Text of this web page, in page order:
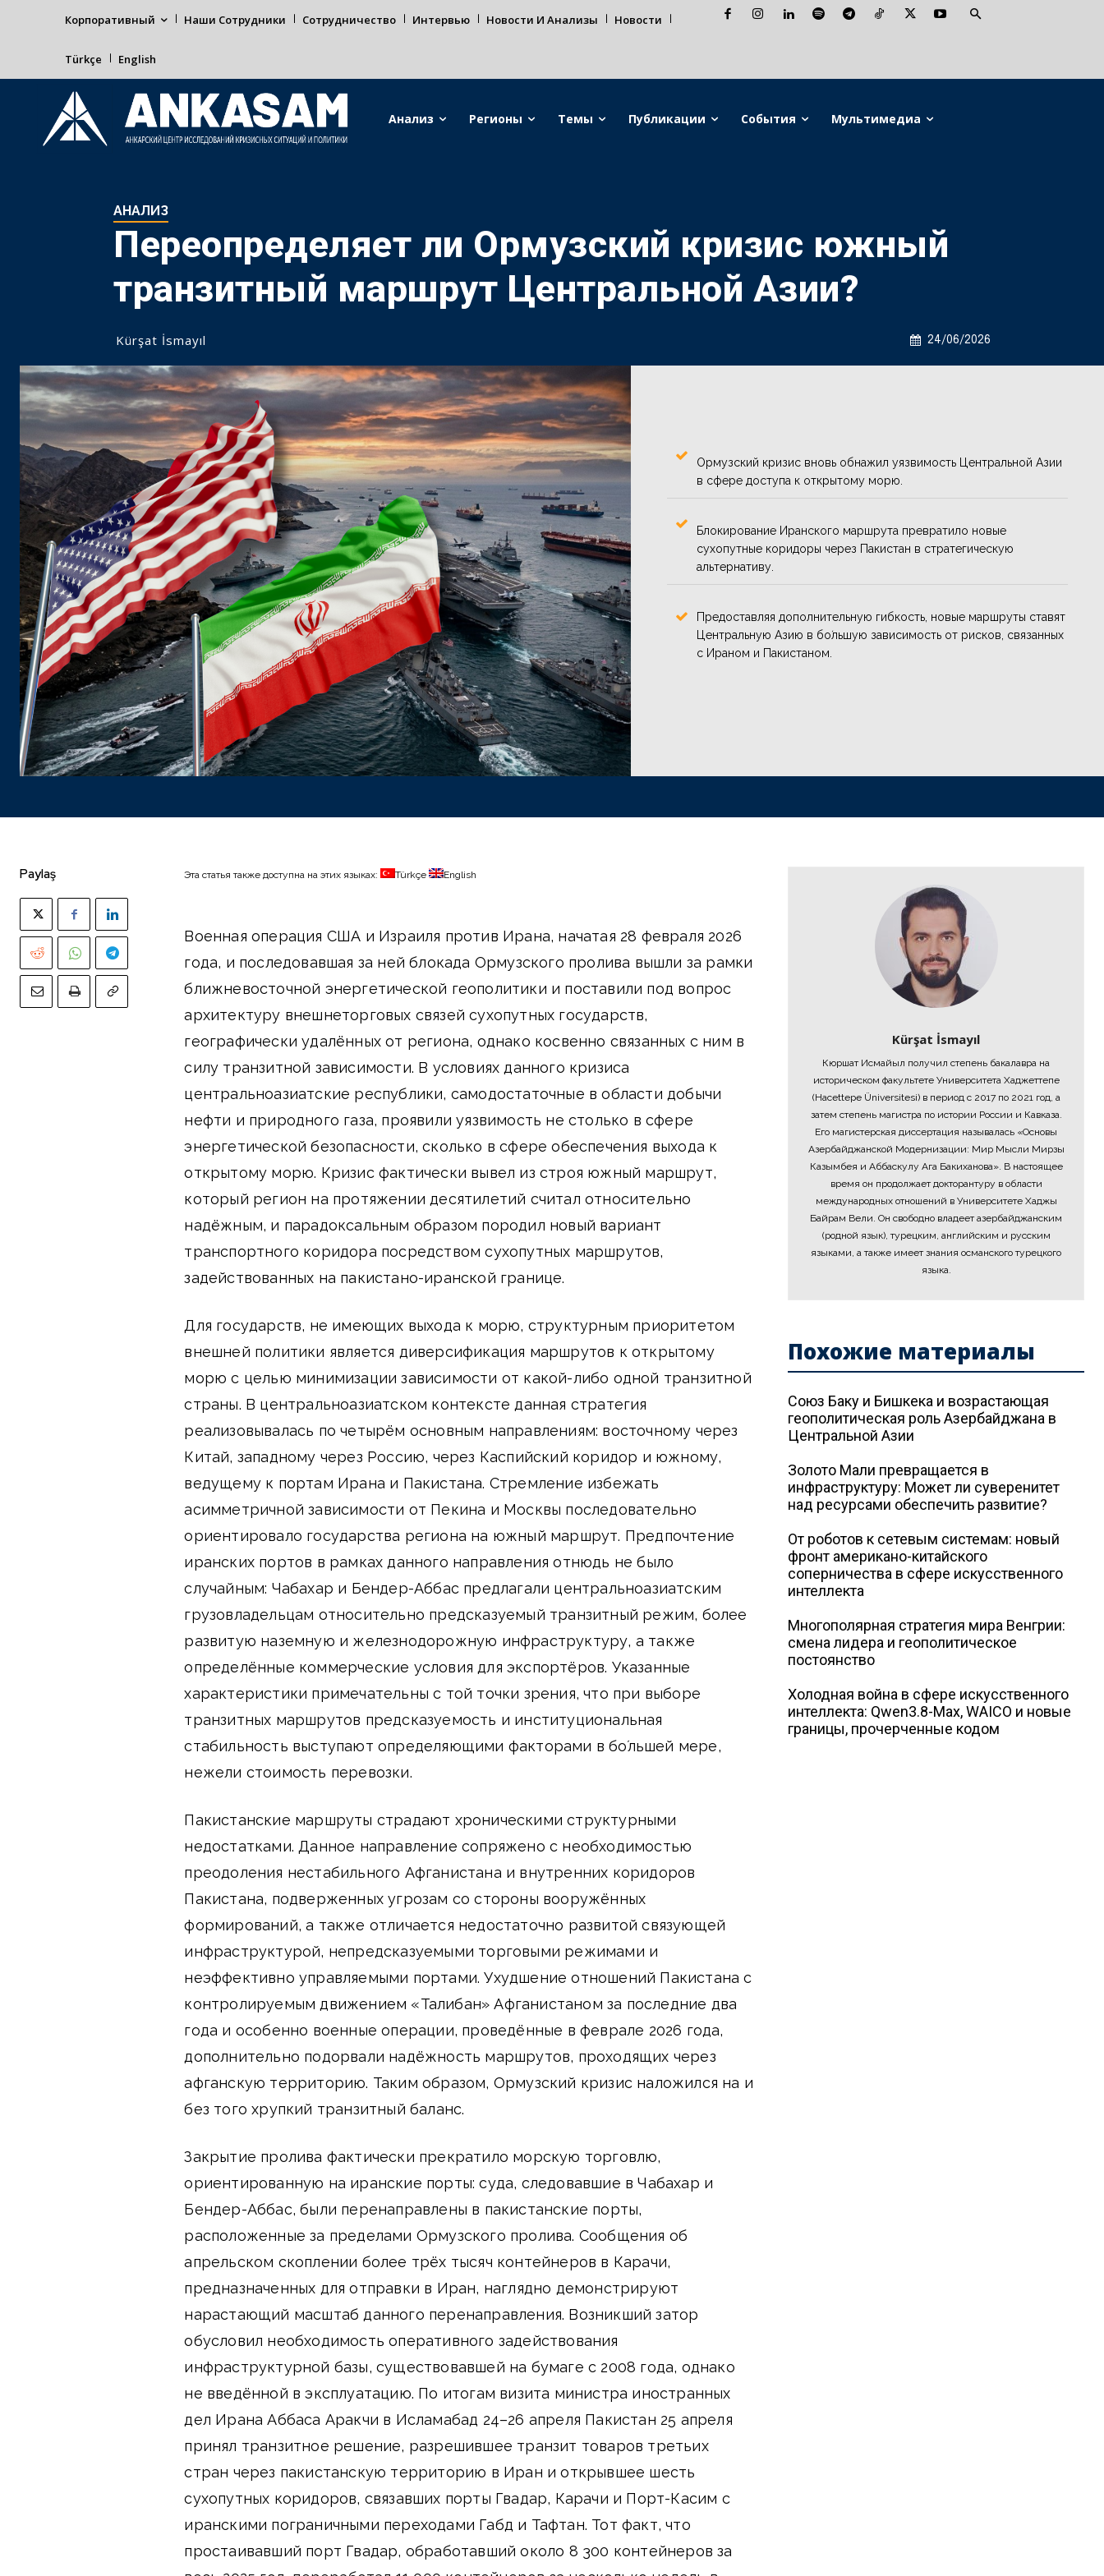
Корпоративный Наши Сотрудники Сотрудничество Интервью Новости И Анализы Новости
Türkçe English
Анализ Регионы Темы Публикации События Мультимедиа
АНАЛИЗ
Переопределяет ли Ормузский кризис южный
транзитный маршрут Центральной Азии?
24/06/2026
Kürşat İsmayıl
Ормузский кризис вновь обнажил уязвимость Центральной Азии
в сфере доступа к открытому морю.
Блокирование Иранского маршрута превратило новые
сухопутные коридоры через Пакистан в стратегическую
альтернативу.
Предоставляя дополнительную гибкость, новые маршруты ставят
Центральную Азию в бо́льшую зависимость от рисков, связанных
с Ираном и Пакистаном.
Paylaş Эта статья также доступна на этих языках: Türkçe English
Военная операция США и Израиля против Ирана, начатая 28 февраля 2026
года, и последовавшая за ней блокада Ормузского пролива вышли за рамки
ближневосточной энергетической геополитики и поставили под вопрос
архитектуру внешнеторговых связей сухопутных государств,
географически удалённых от региона, однако косвенно связанных с ним в
силу транзитной зависимости. В условиях данного кризиса
центральноазиатские республики, самодостаточные в области добычи
нефти и природного газа, проявили уязвимость не столько в сфере
энергетической безопасности, сколько в сфере обеспечения выхода к
открытому морю. Кризис фактически вывел из строя южный маршрут,
который регион на протяжении десятилетий считал относительно
надёжным, и парадоксальным образом породил новый вариант
транспортного коридора посредством сухопутных маршрутов,
задействованных на пакистано-иранской границе.
Для государств, не имеющих выхода к морю, структурным приоритетом
внешней политики является диверсификация маршрутов к открытому
морю с целью минимизации зависимости от какой-либо одной транзитной
страны. В центральноазиатском контексте данная стратегия
реализовывалась по четырём основным направлениям: восточному через
Китай, западному через Россию, через Каспийский коридор и южному,
ведущему к портам Ирана и Пакистана. Стремление избежать
асимметричной зависимости от Пекина и Москвы последовательно
ориентировало государства региона на южный маршрут. Предпочтение
иранских портов в рамках данного направления отнюдь не было
случайным: Чабахар и Бендер-Аббас предлагали центральноазиатским
грузовладельцам относительно предсказуемый транзитный режим, более
развитую наземную и железнодорожную инфраструктуру, а также
определённые коммерческие условия для экспортёров. Указанные
характеристики примечательны с той точки зрения, что при выборе
транзитных маршрутов предсказуемость и институциональная
стабильность выступают определяющими факторами в бо́льшей мере,
нежели стоимость перевозки.
Пакистанские маршруты страдают хроническими структурными
недостатками. Данное направление сопряжено с необходимостью
преодоления нестабильного Афганистана и внутренних коридоров
Пакистана, подверженных угрозам со стороны вооружённых
формирований, а также отличается недостаточно развитой связующей
инфраструктурой, непредсказуемыми торговыми режимами и
неэффективно управляемыми портами. Ухудшение отношений Пакистана с
контролируемым движением «Талибан» Афганистаном за последние два
года и особенно военные операции, проведённые в феврале 2026 года,
дополнительно подорвали надёжность маршрутов, проходящих через
афганскую территорию. Таким образом, Ормузский кризис наложился на и
без того хрупкий транзитный баланс.
Закрытие пролива фактически прекратило морскую торговлю,
ориентированную на иранские порты: суда, следовавшие в Чабахар и
Бендер-Аббас, были перенаправлены в пакистанские порты,
расположенные за пределами Ормузского пролива. Сообщения об
апрельском скоплении более трёх тысяч контейнеров в Карачи,
предназначенных для отправки в Иран, наглядно демонстрируют
нарастающий масштаб данного перенаправления. Возникший затор
обусловил необходимость оперативного задействования
инфраструктурной базы, существовавшей на бумаге с 2008 года, однако
не введённой в эксплуатацию. По итогам визита министра иностранных
дел Ирана Аббаса Аракчи в Исламабад 24–26 апреля Пакистан 25 апреля
принял транзитное решение, разрешившее транзит товаров третьих
стран через пакистанскую территорию в Иран и открывшее шесть
сухопутных коридоров, связавших порты Гвадар, Карачи и Порт-Касим с
иранскими пограничными переходами Габд и Тафтан. Тот факт, что
простаивавший порт Гвадар, обработавший около 8 300 контейнеров за
Kürşat İsmayıl
Кюршат Исмайыл получил степень бакалавра на
историческом факультете Университета Хаджеттепе
(Hacettepe Üniversitesi) в период с 2017 по 2021 год, а
затем степень магистра по истории России и Кавказа.
Его магистерская диссертация называлась «Основы
Азербайджанской Модернизации: Мир Мысли Мирзы
Казымбея и Аббаскулу Ага Бакиханова». В настоящее
время он продолжает докторантуру в области
международных отношений в Университете Хаджы
Байрам Вели. Он свободно владеет азербайджанским
(родной язык), турецким, английским и русским
языками, а также имеет знания османского турецкого
языка.
Похожие материалы
Союз Баку и Бишкека и возрастающая
геополитическая роль Азербайджана в
Центральной Азии
Золото Мали превращается в
инфраструктуру: Может ли суверенитет
над ресурсами обеспечить развитие?
От роботов к сетевым системам: новый
фронт американо-китайского
соперничества в сфере искусственного
интеллекта
Многополярная стратегия мира Венгрии:
смена лидера и геополитическое
постоянство
Холодная война в сфере искусственного
интеллекта: Qwen3.8-Max, WAICO и новые
границы, прочерченные кодом